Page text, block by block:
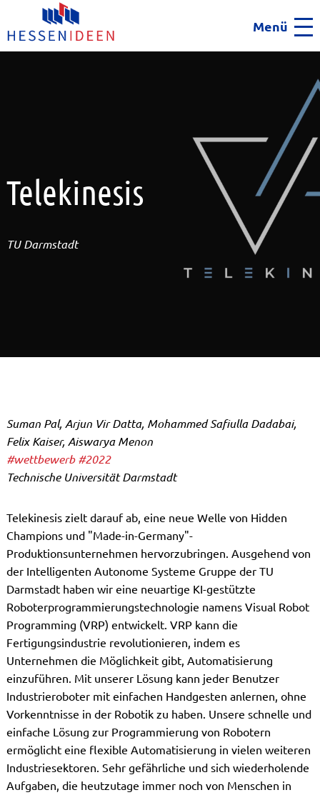
Menü
Telekinesis
TU Darmstadt
Suman Pal, Arjun Vir Datta, Mohammed Safiulla Dadabai,
Felix Kaiser, Aiswarya Menon
#wettbewerb #2022
Technische Universität Darmstadt
Telekinesis zielt darauf ab, eine neue Welle von Hidden
Champions und "Made-in-Germany"-
Produktionsunternehmen hervorzubringen. Ausgehend von
der Intelligenten Autonome Systeme Gruppe der TU
Darmstadt haben wir eine neuartige KI-gestützte
Roboterprogrammierungstechnologie namens Visual Robot
Programming (VRP) entwickelt. VRP kann die
Fertigungsindustrie revolutionieren, indem es
Unternehmen die Möglichkeit gibt, Automatisierung
einzuführen. Mit unserer Lösung kann jeder Benutzer
Industrieroboter mit einfachen Handgesten anlernen, ohne
Vorkenntnisse in der Robotik zu haben. Unsere schnelle und
einfache Lösung zur Programmierung von Robotern
ermöglicht eine flexible Automatisierung in vielen weiteren
Industriesektoren. Sehr gefährliche und sich wiederholende
Aufgaben, die heutzutage immer noch von Menschen in